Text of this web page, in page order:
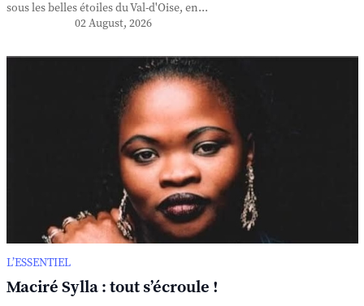
sous les belles étoiles du Val-d'Oise, en...
02 August, 2026
L’ESSENTIEL
Maciré Sylla : tout s’écroule !